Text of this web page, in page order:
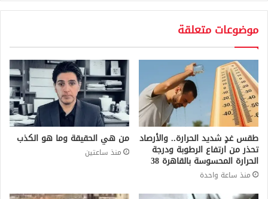
موضوعات متعلقة
طقس غدٍ شديد الحرارة.. والأرصاد
تحذر من ارتفاع الرطوبة ودرجة
الحرارة المحسوسة بالقاهرة 38
منذ ساعة واحدة
من هي الحقيقة وما هو الكذب
منذ ساعتين